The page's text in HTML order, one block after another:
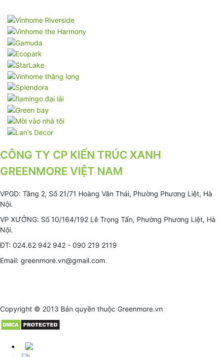
CÔNG TY CP KIẾN TRÚC XANH
GREENMORE VIỆT NAM
VPGD: Tầng 2, Số 21/71 Hoàng Văn Thái, Phường Phương Liệt, Hà
Nội.
VP XƯỞNG: Số 10/164/192 Lê Trọng Tấn, Phường Phương Liệt, Hà
Nội.
ĐT: 024.62 942 942 - 090 219 2119
Email: greenmore.vn@gmail.com
Copyright © 2013 Bản quyền thuộc Greenmore.vn